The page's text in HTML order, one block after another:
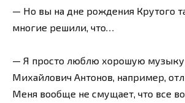
— Но вы на дне рождения Крутого
многие решили, что…
— Я просто люблю хорошую
Михайлович Антонов, например,
Меня вообще не смущает, что все